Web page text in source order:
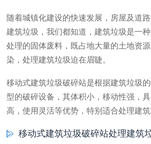
随着城镇化建设的快速发展，房屋及道
建筑垃圾，我们都知道，建筑垃圾是一
处理的固体废料，既占地大量的土地资
染，处理建筑垃圾迫在眉睫。
移动式建筑垃圾破碎站是根据建筑垃圾
型的破碎设备，其体积小，移动性强，
高，使用灵活等优势，特别适合处理建筑
移动式建筑垃圾破碎站处理建筑